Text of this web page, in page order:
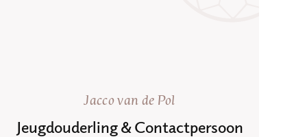
Jacco van de Pol
Jeugdouderling & Contactpersoon